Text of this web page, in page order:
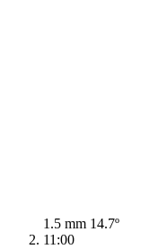
1.5 mm 14.7º
11:00